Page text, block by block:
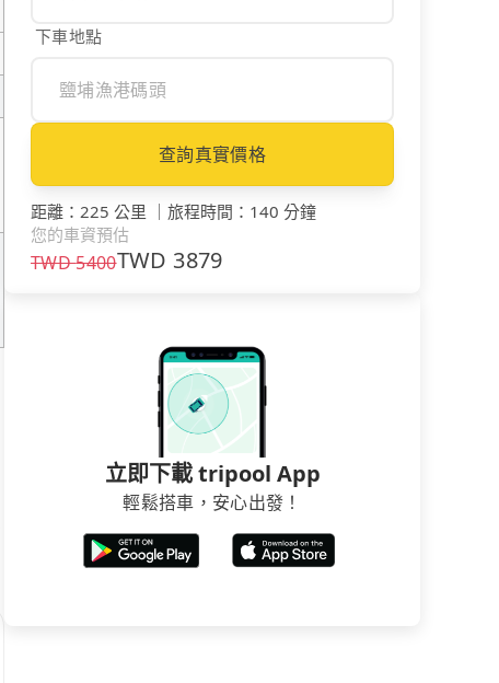
下車地點
查詢真實價格
距離 ： 225 公里 ｜ 旅程時間 ： 140 分鐘
您的車資預估
TWD5400TWD 3879
立即下載 tripool App
輕鬆搭車，安心出發！